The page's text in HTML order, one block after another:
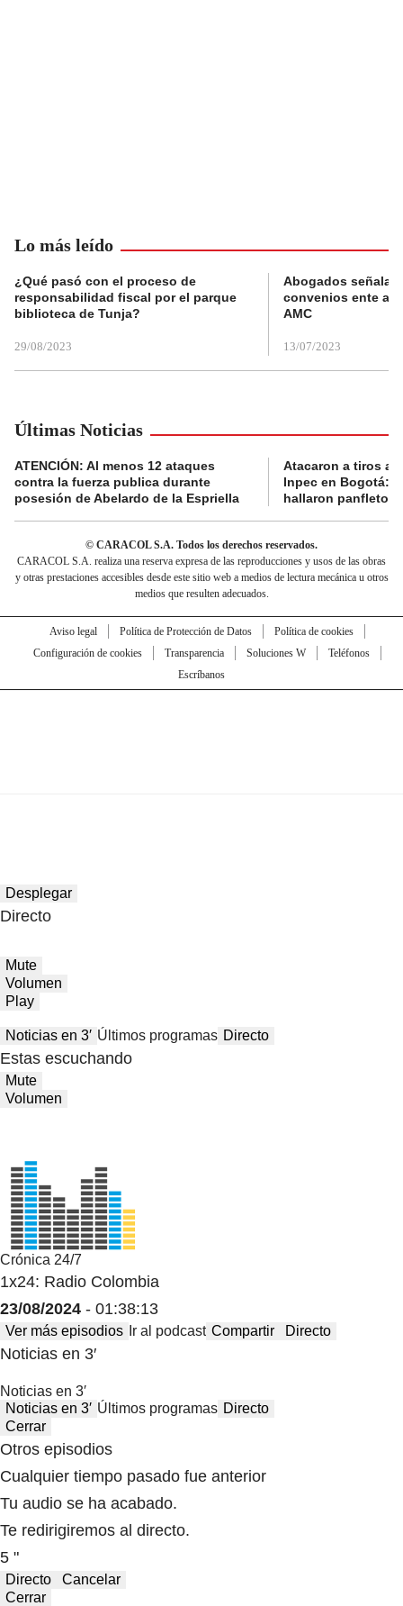
Lo más leído
¿Qué pasó con el proceso de
responsabilidad fiscal por el parque
biblioteca de Tunja?
29/08/2023
Abogados
convenios ente
AMC
13/07/2023
Últimas Noticias
ATENCIÓN: Al menos 12 ataques
contra la fuerza publica durante
posesión de Abelardo de la Espriella
Atacaron a tiros a
Inpec en Bogotá:
hallaron panfletos
© CARACOL S.A. Todos los derechos reservados.
CARACOL S.A. realiza una reserva expresa de las reproducciones y usos de las obras
y otras prestaciones accesibles desde este sitio web a medios de lectura mecánica u otros
medios que resulten adecuados.
Aviso legal Política de Protección de Datos
Política de cookies
Configuración de cookies
Transparencia Soluciones W
Teléfonos
Escríbanos
Desplegar
Directo
Mute
Volumen
Play
Noticias en 3′ Últimos programas Directo
Estas escuchando
Mute
Volumen
Crónica 24/7
1x24: Radio Colombia
23/08/2024 - 01:38:13
Ver más episodios Ir al podcast Compartir Directo
Noticias en 3′
Noticias en 3′
Noticias en 3′ Últimos programas Directo
Cerrar
Otros episodios
Cualquier tiempo pasado fue anterior
Tu audio se ha acabado.
Te redirigiremos al directo.
5 "
Directo
Cancelar
Cerrar